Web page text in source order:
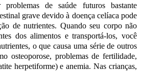
de saúde futuros bastante
grave devido à doença celíaca pode
de nutrientes. Quando seu corpo não
dos alimentos e transportá-los, você
o que causa uma série de outros
osteoporose, problemas de fertilidade,
herpetiforme) e anemia. Nas crianças,